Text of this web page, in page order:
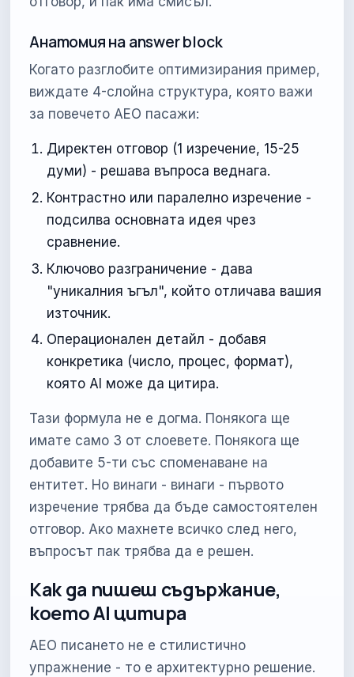
Анатомия на answer block
Когато разглобите оптимизирания пример,
виждате 4-слойна структура, която важи
за повечето AEO пасажи:
Директен отговор (1 изречение, 15-25
думи) - решава въпроса веднага.
Контрастно или паралелно изречение -
подсилва основната идея чрез
сравнение.
Ключово разграничение - дава
"уникалния ъгъл", който отличава вашия
източник.
Операционален детайл - добавя
конкретика (число, процес, формат),
която AI може да цитира.
Тази формула не е догма. Понякога ще
имате само 3 от слоевете. Понякога ще
добавите 5-ти със споменаване на
ентитет. Но винаги - винаги - първото
изречение трябва да бъде самостоятелен
отговор. Ако махнете всичко след него,
въпросът пак трябва да е решен.
Как да пишеш съдържание,
което AI цитира
AEO писането не е стилистично
упражнение - то е архитектурно решение.